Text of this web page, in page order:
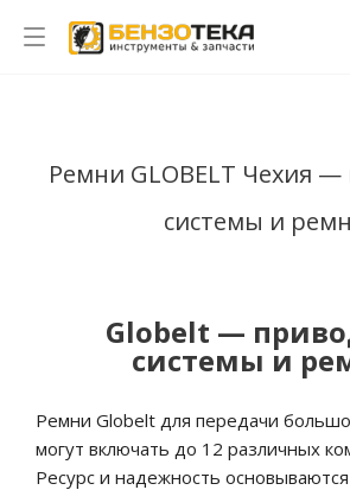
Ремни GLOBELT Чехия
системы и
Globelt —
системы и
Ремни Globelt для передачи
могут включать до 12 различных
Ресурс и надежность